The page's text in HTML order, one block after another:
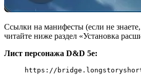
Ссылки на манифесты (если не
читайте ниже раздел «Установка
Лист персонажа D&D 5e:
https://